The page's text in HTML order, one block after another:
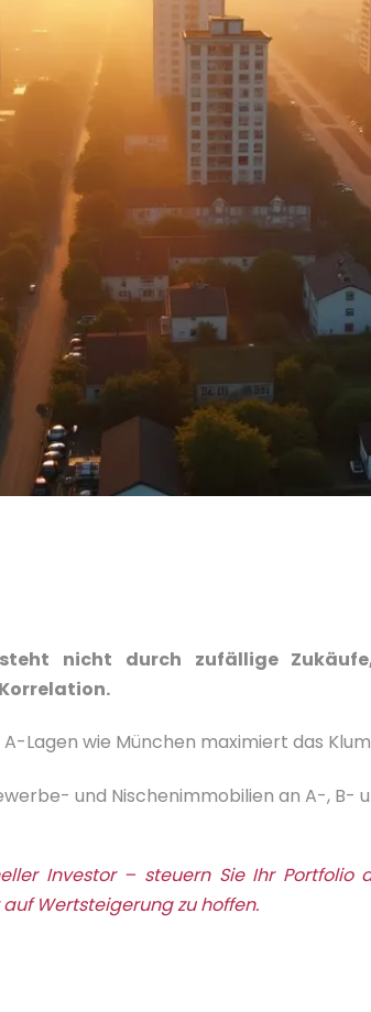
nicht durch zufällige
Lagen wie München maximiert das
und Nischenimmobilien an A-, B-
Investor – steuern Sie Ihr
Wertsteigerung zu hoffen.